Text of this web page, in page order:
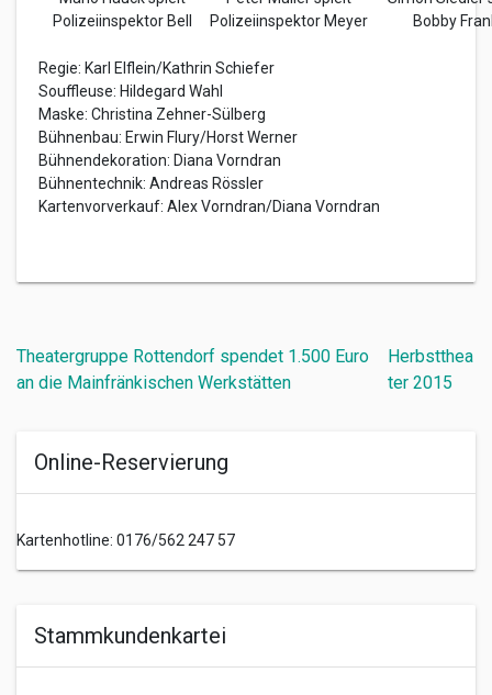
Polizeiinspektor Bell
Polizeiinspektor Meyer
Bobby
Regie: Karl Elflein/Kathrin Schiefer
Souffleuse: Hildegard Wahl
Maske: Christina Zehner-Sülberg
Bühnenbau: Erwin Flury/Horst Werner
Bühnendekoration: Diana Vorndran
Bühnentechnik: Andreas Rössler
Kartenvorverkauf: Alex Vorndran/Diana Vorndran
Beitragsnavigation
Theatergruppe Rottendorf spendet 1.500 Euro
an die Mainfränkischen Werkstätten
Herbstthea
ter 2015
Online-Reservierung
Kartenhotline: 0176/562 247 57
Stammkundenkartei